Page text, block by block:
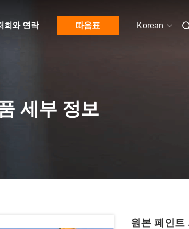
희와 연락 따옴표 Korean
세부 정보
원본 페인트